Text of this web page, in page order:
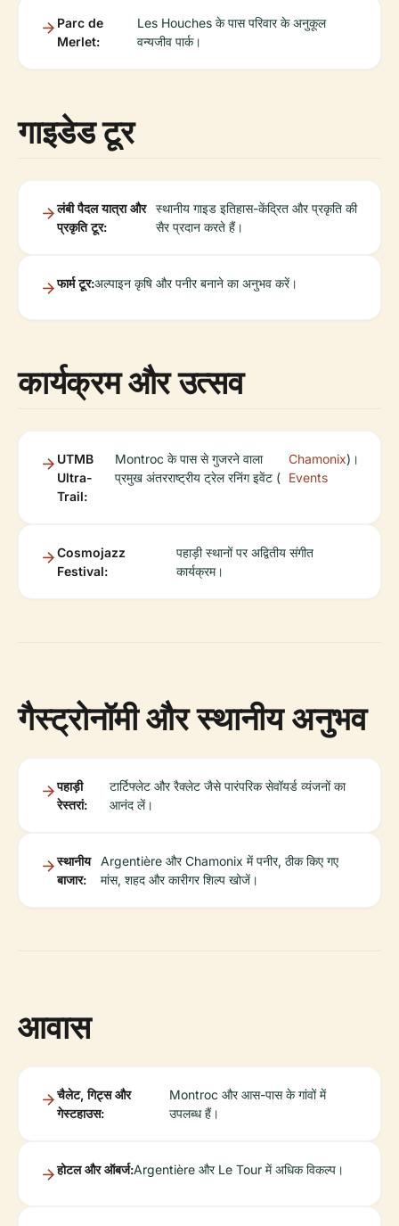
Parc de
Merlet:
Les Houches के पास परिवार के अनुकूल
वन्यजीव पार्क।
गाइडेड टूर
लंबी पैदल यात्रा और
प्रकृति टूर:
स्थानीय गाइड इतिहास-केंद्रित और प्रकृति की
सैर प्रदान करते हैं।
फार्म टूर:अल्पाइन कृषि और पनीर बनाने का अनुभव करें।
कार्यक्रम और उत्सव
UTMB
Ultra-
Trail:
Montroc के पास से गुजरने वाला
प्रमुख अंतरराष्ट्रीय ट्रेल रनिंग इवेंट (
Chamonix
Events
)।
Cosmojazz
Festival:
पहाड़ी स्थानों पर अद्वितीय संगीत
कार्यक्रम।
गैस्ट्रोनॉमी और स्थानीय अनुभव
पहाड़ी
रेस्तरां:
टार्टिफ्लेट और रैक्लेट जैसे पारंपरिक सेवॉयर्ड व्यंजनों का
आनंद लें।
स्थानीय
बाजार:
Argentière और Chamonix में पनीर, ठीक किए गए
मांस, शहद और कारीगर शिल्प खोजें।
आवास
चैलेट, गिट्स और
गेस्टहाउस:
Montroc और आस-पास के गांवों में
उपलब्ध हैं।
होटल और ऑबर्ज:Argentière और Le Tour में अधिक विकल्प।